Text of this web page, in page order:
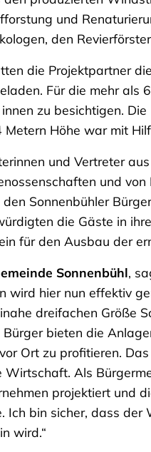
und
den
die Projektpartner
Für die mehr als
zu besichtigen.
Metern Höhe war mit
und Vertreter
und
Sonnenbühler
die Gäste in
für den Ausbau der
Sonnenbühl,
wird hier nun effektiv
dreifachen Größe
bieten die
Ort zu profitieren.
Wirtschaft. Als
projektiert und
bin sicher, dass der
wird.“